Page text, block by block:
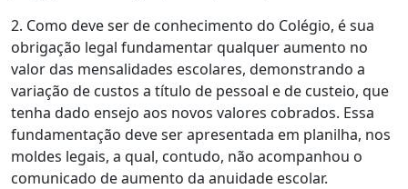
2. Como deve ser de conhecimento do Colégio, é sua
obrigação legal fundamentar qualquer aumento no
valor das mensalidades escolares, demonstrando a
variação de custos a título de pessoal e de custeio, que
tenha dado ensejo aos novos valores cobrados. Essa
fundamentação deve ser apresentada em planilha, nos
moldes legais, a qual, contudo, não acompanhou o
comunicado de aumento da anuidade escolar.